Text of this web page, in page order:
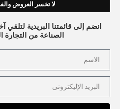
لا تخسر العروض
انضم إلى قائمتنا البريدية لتلقي
الصناعة من التجارة